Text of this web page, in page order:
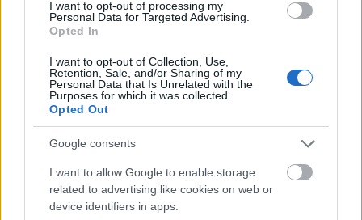
I want to opt-out of processing my
Personal Data for Targeted Advertising.
Opted In
I want to opt-out of Collection, Use,
Retention, Sale, and/or Sharing of my
Personal Data that Is Unrelated with the
Purposes for which it was collected.
Opted Out
Google consents
I want to allow Google to enable storage
related to advertising like cookies on web or
device identifiers in apps.
MAGYAR ÉPÍTŐK